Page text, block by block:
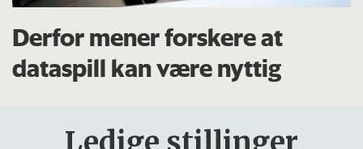
Derfor mener forskere at
dataspill kan være nyttig